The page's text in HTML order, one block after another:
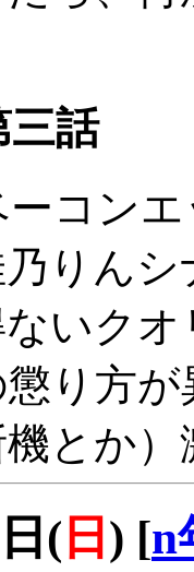
話
コン
りん
いク
り方
とか
( 日 ) [n